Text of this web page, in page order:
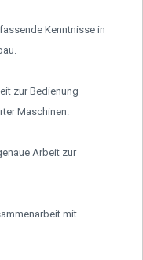
Kenntnisse in
zur Bedienung
Maschinen.
Arbeit zur
mit